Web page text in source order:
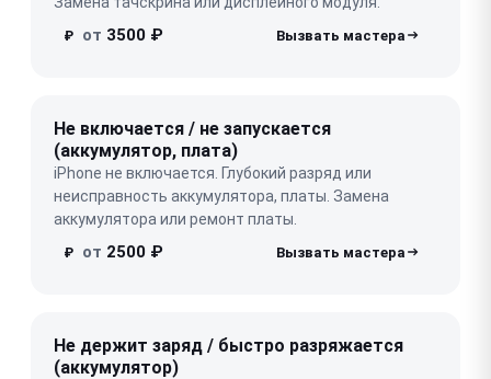
₽ от 3500 ₽
Не включается / не запускается
(аккумулятор, плата)
iPhone не включается. Глубокий разряд или
неисправность аккумулятора, платы. Замена
аккумулятора или ремонт платы.
₽ от 2500 ₽
Не держит заряд / быстро разряжается
(аккумулятор)